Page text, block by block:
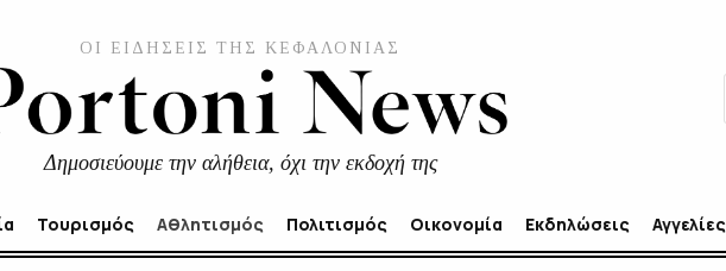
ΟΙ ΕΙΔΗΣΕΙΣ ΤΗΣ ΚΕΦΑΛΟΝΙΑΣ
Δημοσιεύουμε την αλήθεια, όχι την εκδοχή της
Τουρισμός Αθλητισμός Πολιτισμός Οικονομία Εκδηλώσεις Αγγελίες